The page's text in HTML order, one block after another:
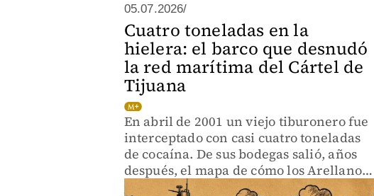
05.07.2026/
Cuatro toneladas en la
hielera: el barco que desnudó
la red marítima del Cártel de
Tijuana
En abril de 2001 un viejo tiburonero fue
interceptado con casi cuatro toneladas
de cocaína. De sus bodegas salió, años
después, el mapa de cómo los Arellano
Félix metían droga por el Pacífico.